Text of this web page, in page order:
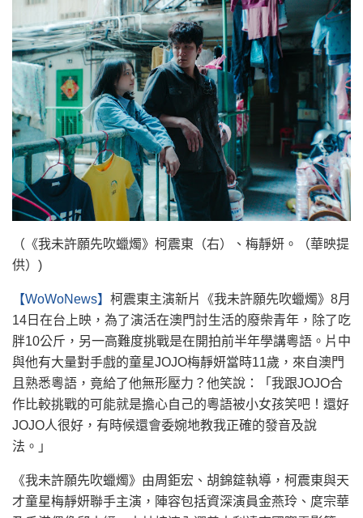
（《我未許願先吹蠟燭》柯震東（右）、梅靜妍。（華映提
供）)
【WoWoNews】 柯震東主演新片《我未許願先吹蠟燭》8月
14日在台上映，為了演活在澳門討生活的廢柴青年，除了吃
胖10公斤，另一高難度挑戰是在開拍前半年學講粵語。片中
與他有大量對手戲的童星JOJO梅靜妍當時11歲，來自澳門
且熟悉粵語，竟給了他無形壓力？他笑說：「我跟JOJO合
作比較挑戰的可能就是擔心自己的粵語被小女孩笑吧！還好
JOJO人很好，有時候還會委婉地教我正確的發音及說
法。」
《我未許願先吹蠟燭》由周鉅宏、胡錦筵執導，柯震東與天
才童星梅靜妍聯手主演，陣容包括資深演員金燕玲、庹宗華